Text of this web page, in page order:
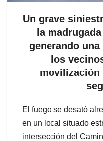
Un grave
la
generando
los
movilización
El fuego se desató
en un local situado
intersección del